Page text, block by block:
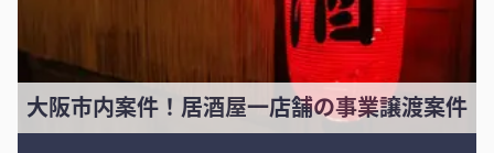
大阪市内案件！居酒屋一店舗の事業譲渡案件